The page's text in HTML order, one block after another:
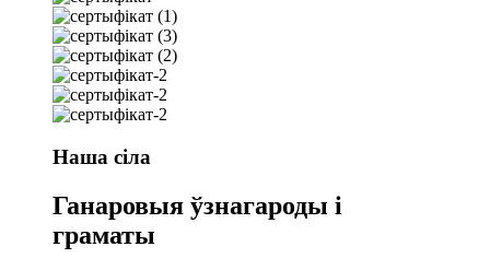
Наша сіла
Ганаровыя ўзнагароды і
граматы